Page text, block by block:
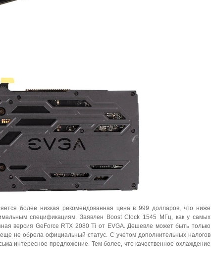
более низкая рекомендованная цена в 999 долларов, что ниже
спецификациям. Заявлен Boost Clock 1545 МГц, как у самых
версия GeForce RTX 2080 Ti от EVGA. Дешевле может быть только
не обрела официальный статус. С учетом дополнительных налогов
интересное предложение. Тем более, что качественное охлаждение